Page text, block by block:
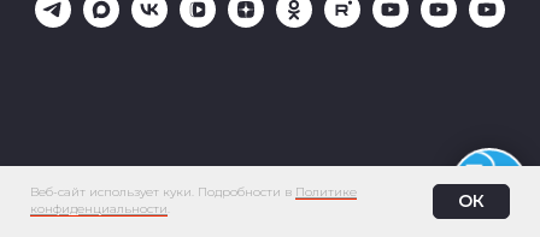
Веб-сайт использует куки. Подробности в Политике
конфиденциальности
ОК